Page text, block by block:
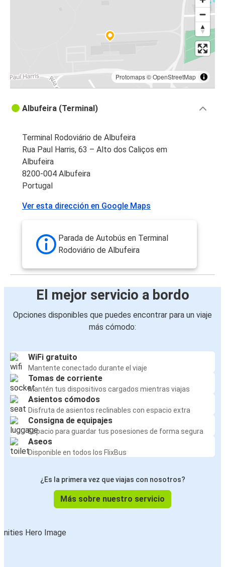
Protomaps©OpenStreetMap
Albufeira (Terminal)
Terminal Rodoviário de Albufeira
Rua Paul Harris, 63 – Alto dos Caliços em
Albufeira
8200-004 Albufeira
Portugal
Ver esta dirección en Google Maps
Parada de Autobús en Terminal
Rodoviário de Albufeira
El mejor servicio a bordo
Opciones disponibles que puedes encontrar para un viaje
más cómodo:
WiFi gratuito
Mantente conectado durante el viaje
Tomas de corriente
Mantén tus dispositivos cargados mientras viajas
Asientos cómodos
Disfruta de asientos reclinables con espacio extra
Consigna de equipajes
Espacio para guardar tus posesiones de forma segura
Aseos
Disponible en todos los FlixBus
¿Es la primera vez que viajas con nosotros?
Más sobre nuestro servicio